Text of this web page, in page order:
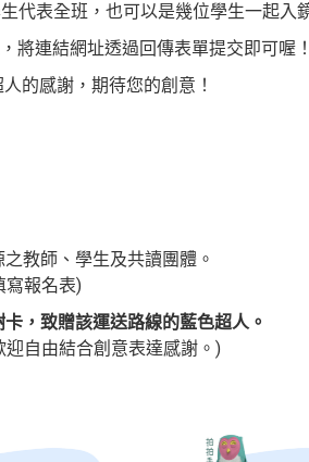
代表全班，也可以是幾位學生一起入
將連結網址透過回傳表單提交即可喔！
的感謝，期待您的創意！
師、學生及共讀團體。
報名表)
，致贈該運送路線的藍色超人。
由結合創意表達感謝。)